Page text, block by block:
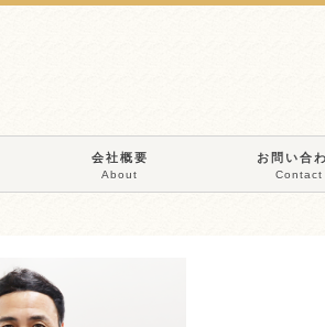
会社概要
About
お問い合
Contact